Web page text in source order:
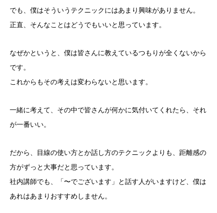
でも、僕はそういうテクニックにはあまり興味がありません。
正直、そんなことはどうでもいいと思っています。
なぜかというと、僕は皆さんに教えているつもりが全くないから
です。
これからもその考えは変わらないと思います。
一緒に考えて、その中で皆さんが何かに気付いてくれたら、それ
が一番いい。
だから、目線の使い方とか話し方のテクニックよりも、距離感の
方がずっと大事だと思っています。
社内講師でも、「〜でございます」と話す人がいますけど、僕は
あれはあまりおすすめしません。